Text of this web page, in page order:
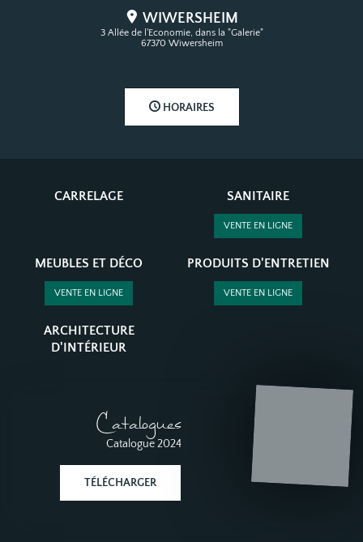
WIWERSHEIM
3 Allée de l'Economie, dans la "Galerie"
67370 Wiwersheim
HORAIRES
CARRELAGE SANITAIRE
VENTE EN LIGNE
MEUBLES ET DÉCO
VENTE EN LIGNE
PRODUITS D'ENTRETIEN
VENTE EN LIGNE
ARCHITECTURE
D'INTÉRIEUR
Catalogues
Catalogue 2024
TÉLÉCHARGER